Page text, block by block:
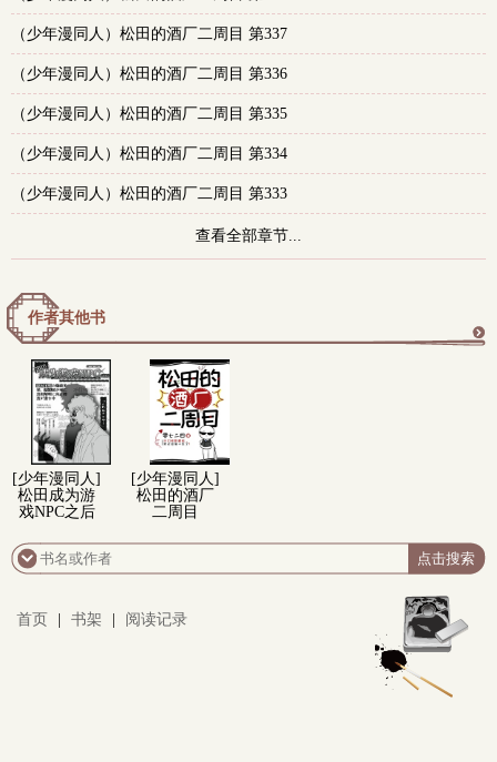
（少年漫同人）松田的酒厂二周目 第337
（少年漫同人）松田的酒厂二周目 第336
（少年漫同人）松田的酒厂二周目 第335
（少年漫同人）松田的酒厂二周目 第334
（少年漫同人）松田的酒厂二周目 第333
查看全部章节...
作者其他书
[少年漫同人]
松田成为游
戏NPC之后
[少年漫同人]
松田的酒厂
二周目
首页 书架 阅读记录